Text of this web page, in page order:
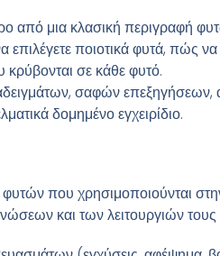
από μια κλασική περιγραφή
ποιοτικά φυτά, πώς
κρύβονται σε κάθε φυτό.
σαφών επεξηγήσεων,
δομημένο εγχειρίδιο.
που χρησιμοποιούνται
και των λειτουργιών